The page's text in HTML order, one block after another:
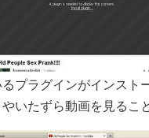
プラグインがインスト
いたずら動画を見るこ